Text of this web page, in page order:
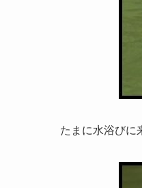
たまに水浴びに